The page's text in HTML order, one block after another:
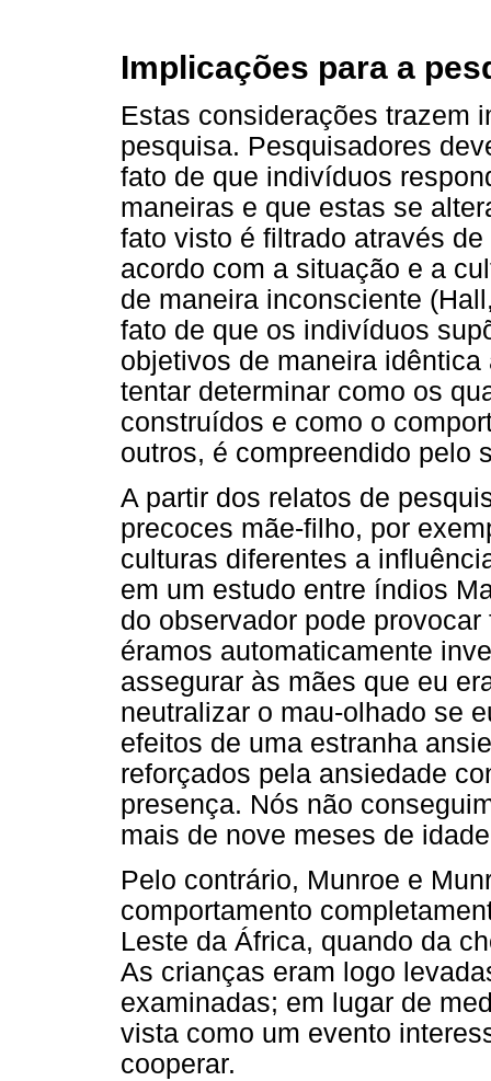
Implicações para a
Estas considerações trazem
pesquisa. Pesquisadores
fato de que indivíduos
maneiras e que estas se
fato visto é filtrado através
acordo com a situação e a
de maneira inconsciente
fato de que os indivíduos
objetivos de maneira
tentar determinar como os
construídos e como o
outros, é compreendido pelo
A partir dos relatos de
precoces mãe-filho, por
culturas diferentes a
em um estudo entre índios
do observador pode
éramos automaticamente
assegurar às mães que eu
neutralizar o mau-olhado se
efeitos de uma estranha
reforçados pela ansiedade
presença. Nós não
mais de nove meses de
Pelo contrário, Munroe e
comportamento
Leste da África, quando da
As crianças eram logo
examinadas; em lugar de
vista como um evento
cooperar.